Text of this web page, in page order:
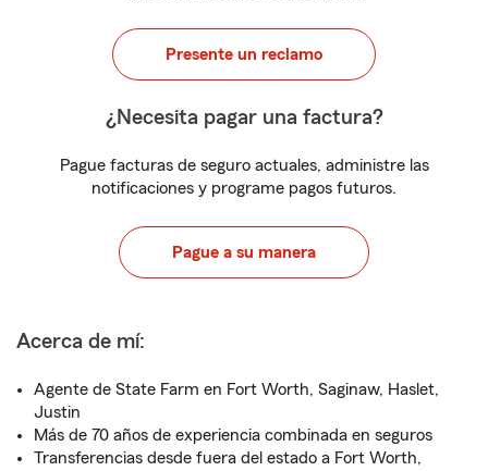
Presente un reclamo
¿Necesita pagar una factura?
Pague facturas de seguro actuales, administre las
notificaciones y programe pagos futuros.
Pague a su manera
Acerca de mí:
Agente de State Farm en Fort Worth, Saginaw, Haslet,
Justin
Más de 70 años de experiencia combinada en seguros
Transferencias desde fuera del estado a Fort Worth,